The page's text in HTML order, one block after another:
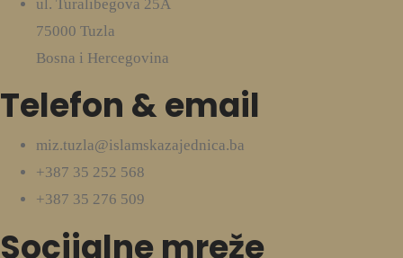
ul. Turalibegova 25A
75000 Tuzla
Bosna i Hercegovina
Telefon & email
miz.tuzla@islamskazajednica.ba
+387 35 252 568
+387 35 276 509
Socijalne mreže